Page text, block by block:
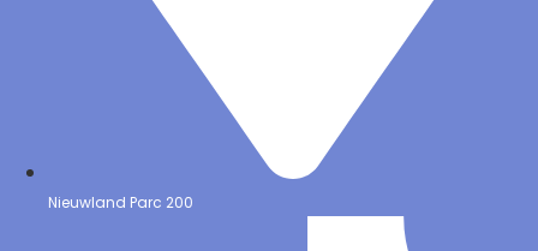
Nieuwland Parc 200